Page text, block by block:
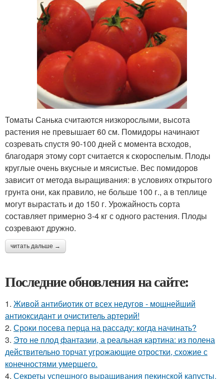
Томаты Санька считаются низкорослыми, высота
растения не превышает 60 см. Помидоры начинают
созревать спустя 90-100 дней с момента всходов,
благодаря этому сорт считается к скороспелым. Плоды
круглые очень вкусные и мясистые. Вес помидоров
зависит от метода выращивания: в условиях открытого
грунта они, как правило, не больше 100 г., а в теплице
могут вырастать и до 150 г. Урожайность сорта
составляет примерно 3-4 кг с одного растения. Плоды
созревают дружно.
читать дальше →
Последние обновления на сайте:
1. Живой антибиотик от всех недугов - мощнейший
антиоксидант и очиститель артерий!
2. Сроки посева перца на рассаду: когда начинать?
3. Это не плод фантазии, а реальная картина: из полена
действительно торчат угрожающие отростки, схожие с
конечностями умершего.
4. Секреты успешного выращивания пекинской капусты.